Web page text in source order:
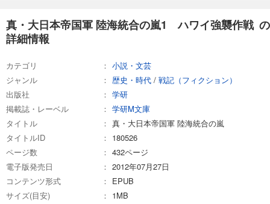
真・大日本帝国軍 陸海統合の嵐1 ハワイ強襲作戦 の
詳細情報
カテゴリ
小説・文芸
ジャンル
歴史・時代 / 戦記（フィクション）
出版社
学研
掲載誌・レーベル
学研M文庫
タイトル
真・大日本帝国軍 陸海統合の嵐
タイトルID
180526
ページ数
432ページ
電子版発売日
2012年07月27日
コンテンツ形式
EPUB
サイズ(目安)
1MB